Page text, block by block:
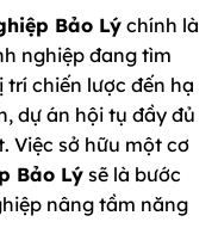
Bảo Lýchính là
nghiệp đang tìm
trí chiến lược đến hạ
dự án hội tụ đầy đủ
Việc sở hữu một cơ
Bảo Lýsẽ là bước
nâng tầm năng